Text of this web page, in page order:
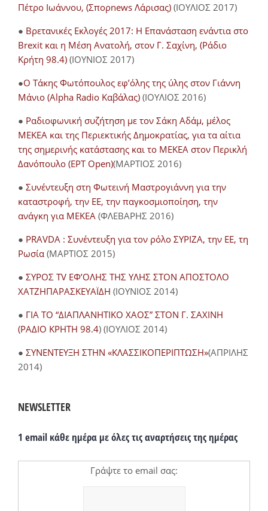
Πέτρο Ιωάννου, (Σπορnews Λάρισας) (ΙΟΥΛΙΟΣ 2017)
● Βρετανικές Εκλογές 2017: Η Επανάσταση ενάντια στο
Brexit και η Μέση Ανατολή, στον Γ. Σαχίνη, (Ράδιο
Κρήτη 98.4) (ΙΟΥΝΙΟΣ 2017)
●O Τάκης Φωτόπουλος εφ’όλης της ύλης στον Γιάννη
Μάνιο (Alpha Radio Καβάλας) (ΙΟΥΛΙΟΣ 2016)
● Ραδιοφωνική συζήτηση με τον Σάκη Αδάμ, μέλος
ΜΕΚΕΑ και της Περιεκτικής Δημοκρατίας, για τα αίτια
της σημερινής κατάστασης και το ΜΕΚΕΑ στον Περικλή
Δανόπουλο (ΕΡΤ Open)(ΜΑΡΤΙΟΣ 2016)
● Συνέντευξη στη Φωτεινή Μαστρογιάννη για την
καταστροφή, την ΕΕ, την παγκοσμιοποίηση, την
ανάγκη για ΜΕΚΕΑ (ΦΛΕΒΑΡΗΣ 2016)
● PRAVDA : Συνέντευξη για τον ρόλο ΣΥΡΙΖΑ, την ΕΕ, τη
Ρωσία (ΜΑΡΤΙΟΣ 2015)
● ΣΥΡΟΣ TV ΕΦ’ΟΛΗΣ ΤΗΣ ΥΛΗΣ ΣΤΟΝ ΑΠΟΣΤΟΛΟ
ΧΑΤΖΗΠΑΡΑΣΚΕΥΑΪΔΗ (ΙΟΥΝΙΟΣ 2014)
● ΓΙΑ ΤΟ “ΔΙΑΠΛΑΝΗΤΙΚΟ ΧΑΟΣ” ΣΤΟΝ Γ. ΣΑΧΙΝΗ
(ΡΑΔΙΟ ΚΡΗΤΗ 98.4) (ΙΟΥΛΙΟΣ 2014)
● ΣΥΝΕΝΤΕΥΞΗ ΣΤΗΝ «ΚΛΑΣΣΙΚΟΠΕΡΙΠΤΩΣΗ»(ΑΠΡΙΛΗΣ
2014)
NEWSLETTER
1 email κάθε ημέρα με όλες τις αναρτήσεις της ημέρας
Γράψτε το email σας: